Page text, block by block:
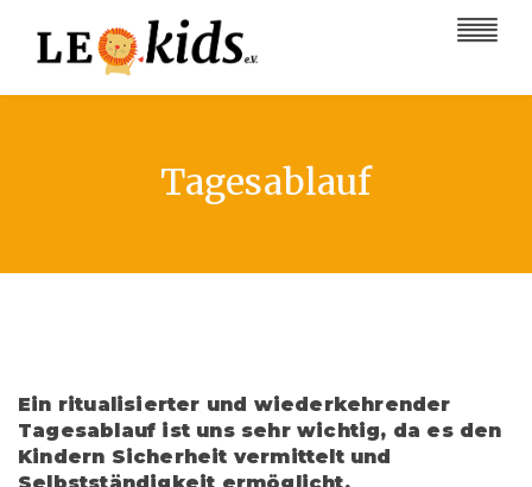
Tagesablauf
Ein ritualisierter und wiederkehrender
Tagesablauf ist uns sehr wichtig, da es den
Kindern Sicherheit vermittelt und